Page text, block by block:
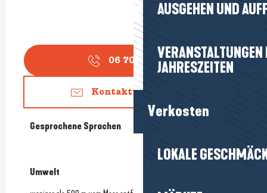
AUSGEHEN UND
JAHRESZEITEN
Verkosten
LOKALE
06 70 22 72▒▒
Kontaktieren Sie uns
Gesprochene Sprachen
Gesprochene Sprachen
Umwelt
Umwelt